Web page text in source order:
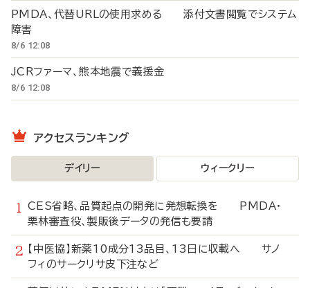
PMDA、代替URLの使用求める 添付文書閲覧でシステム
障害
8/6 12:08
JCRファーマ、熊本地震で義援金
8/6 12:08
アクセスランキング
デイリー ウィークリー
CES省略、品質起点の開発に発想転換を PMDA・
栗林審査役、製販後データの発信も要請
【中医協】新薬10成分13品目、13日に収載へ サノ
フィのサークリサ皮下注など